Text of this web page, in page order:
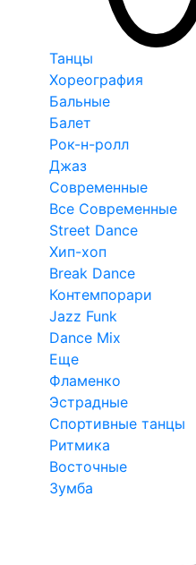
Танцы
Хореография
Бальные
Балет
Рок-н-ролл
Джаз
Современные
Все Современные
Street Dance
Хип-хоп
Break Dance
Контемпорари
Jazz Funk
Dance Mix
Еще
Фламенко
Эстрадные
Спортивные танцы
Ритмика
Восточные
Зумба